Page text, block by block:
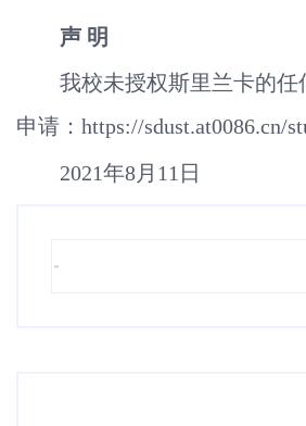
声 明
我校未授权斯里兰卡的
申请：https://sdust.at0086.cn/
2021年8月11日